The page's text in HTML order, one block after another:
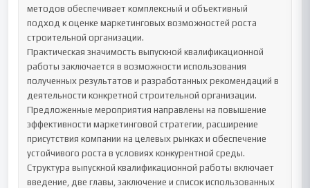
методов обеспечивает комплексный и объективный
подход к оценке маркетинговых возможностей роста
строительной организации.
Практическая значимость выпускной квалификационной
работы заключается в возможности использования
полученных результатов и разработанных рекомендаций в
деятельности конкретной строительной организации.
Предложенные мероприятия направлены на повышение
эффективности маркетинговой стратегии, расширение
присутствия компании на целевых рынках и обеспечение
устойчивого роста в условиях конкурентной среды.
Структура выпускной квалификационной работы включает
введение, две главы, заключение и список использованных